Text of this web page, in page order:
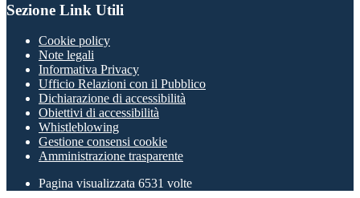
Sezione Link Utili
Cookie policy
Note legali
Informativa Privacy
Ufficio Relazioni con il Pubblico
Dichiarazione di accessibilità
Obiettivi di accessibilità
Whistleblowing
Gestione consensi cookie
Amministrazione trasparente
Pagina visualizzata 6531 volte